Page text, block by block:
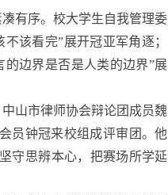
有序。校大学生自我管理委
该看完”展开冠亚军角逐；
边界是否是人类的边界”展
山市律师协会辩论团成员魏
员钟冠来校组成评审团。他
守思辨本心，把赛场所学延